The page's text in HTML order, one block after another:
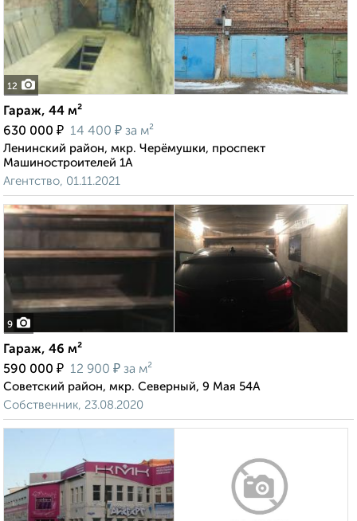
12
Гараж, 44 м²
630 000 ₽ 14 400 ₽ за м²
Ленинский район, мкр. Черёмушки, проспект
Машиностроителей 1А
Агентство, 01.11.2021
9
Гараж, 46 м²
590 000 ₽ 12 900 ₽ за м²
Советский район, мкр. Северный, 9 Мая 54А
Собственник, 23.08.2020